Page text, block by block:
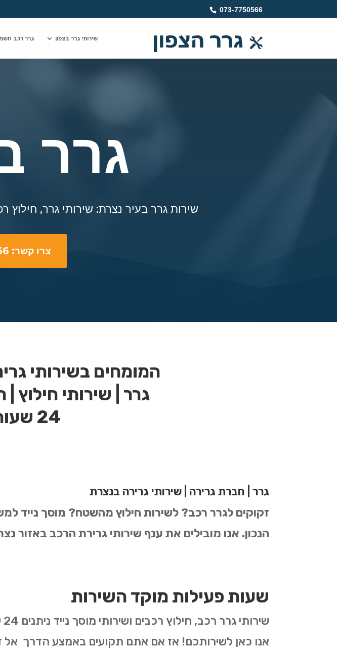
073-7750566
שירותי גרר בצפון גרר רכב
גרר
שירות גרר בעיר נצרת: שירותי גרר, חילוץ רכבים,
צרו קשר: 073-7750566
המומחים בשירותי
גרר | שירותי חילוץ |
24 שעות ביממה!
גרר | חברת גרירה | שירותי גרירה בנצרת
זקוקים לגרר רכב? לשירות חילוץ מהשטח? מוסך נייד
הנכון. אנו מובילים את ענף שירותי גרירת הרכב באזור
שעות פעילות מוקד השירות
אנו כאן לשירותכם! אז אם אתם תקועים באמצע הדרך אל